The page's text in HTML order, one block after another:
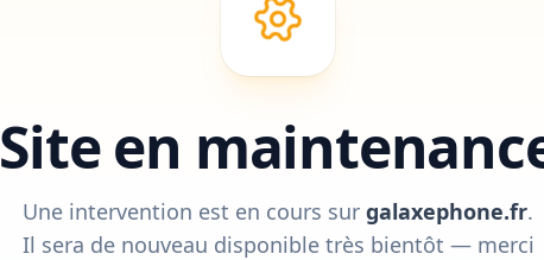
Site en
Une intervention est en cours sur galaxephone.fr.
Il sera de nouveau disponible très bientôt — merci